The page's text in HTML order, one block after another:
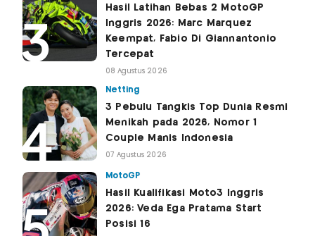
Hasil Latihan Bebas 2 MotoGP
Inggris 2026: Marc Marquez
Keempat, Fabio Di Giannantonio
Tercepat
08 Agustus 2026
Netting
3 Pebulu Tangkis Top Dunia Resmi
Menikah pada 2026, Nomor 1
Couple Manis Indonesia
07 Agustus 2026
MotoGP
Hasil Kualifikasi Moto3 Inggris
2026: Veda Ega Pratama Start
Posisi 16